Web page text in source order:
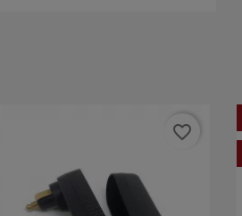
favorite_border